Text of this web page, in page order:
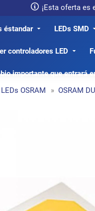
¡Esta oferta es
éstandar LEDs SMD
controladores LED
importante que entrará
LEDs OSRAM OSRAM